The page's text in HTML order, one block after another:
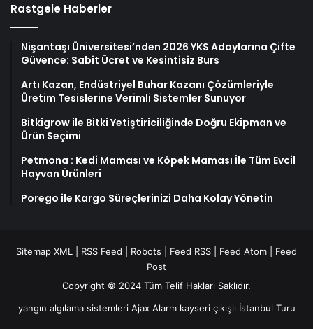
Rastgele Haberler
Nişantaşı Üniversitesi’nden 2026 YKS Adaylarına Çifte
Güvence: Sabit Ücret ve Kesintisiz Burs
Artı Kazan, Endüstriyel Buhar Kazanı Çözümleriyle
Üretim Tesislerine Verimli Sistemler Sunuyor
Bitkigrow ile Bitki Yetiştiriciliğinde Doğru Ekipman ve
Ürün Seçimi
Petmona : Kedi Maması ve Köpek Maması İle Tüm Evcil
Hayvan Ürünleri
Porego ile Kargo Süreçlerinizi Daha Kolay Yönetin
Sitemap XML RSS Feed Robots Feed RSS Feed Atom
Feed
Post
Copyright © 2024 Tüm Telif Hakları Saklıdır.
yangın algılama sistemleri Ajax Alarm kayseri çıkışlı İstanbul Turu